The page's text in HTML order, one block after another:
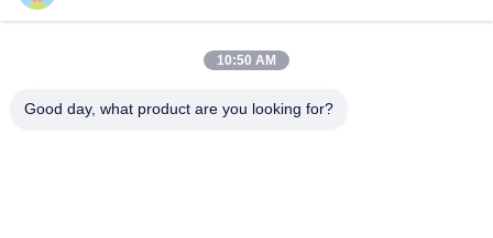
Telefono
10:50 AM
Good day, what product are you looking for?